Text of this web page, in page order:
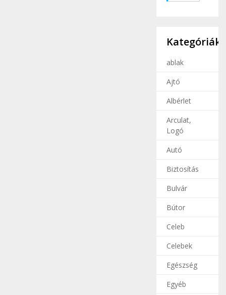
Kategóriák
ablak
Ajtó
Albérlet
Arculat,
Logó
Autó
Biztosítás
Bulvár
Bútor
Celeb
Celebek
Egészség
Egyéb